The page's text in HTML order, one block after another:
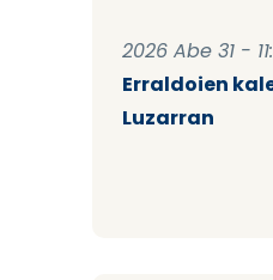
2026 Abe 31 -
Erraldoien
Luzarran